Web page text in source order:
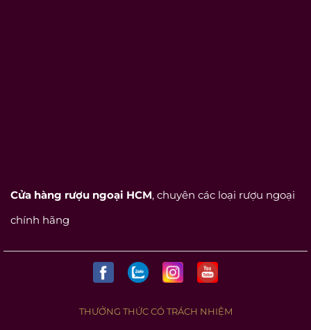
Cửa hàng rượu ngoại HCM, chuyên các loại rượu ngoại
chính hãng
THƯỞNG THỨC CÓ TRÁCH NHIỆM